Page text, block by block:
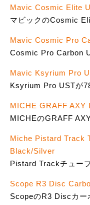
Mavic Cosmic Elite
マビックのCosmic
Mavic Cosmic Pro
Cosmic Pro Carbon
Mavic Ksyrium Pro
Ksyrium Pro USTが
MICHE GRAFF AXY
MICHEのGRAFF
Miche Pistard Track
Black/Silver
Pistard Trackチュー
Scope R3 Disc
ScopeのR3 Discカー